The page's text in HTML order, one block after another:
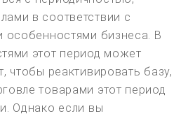
в соответствии с
особенностями бизнеса. В
этот период может
чтобы реактивировать базу,
товарами этот период
Однако если вы